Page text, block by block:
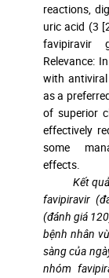
reactions,
uric acid (3
favipiravir
Relevance:
with antiviral
as a
of superior
effectively
some
effects.
Kết
favipiravir
(đánh giá
bệnh nhân
sàng của
nhóm